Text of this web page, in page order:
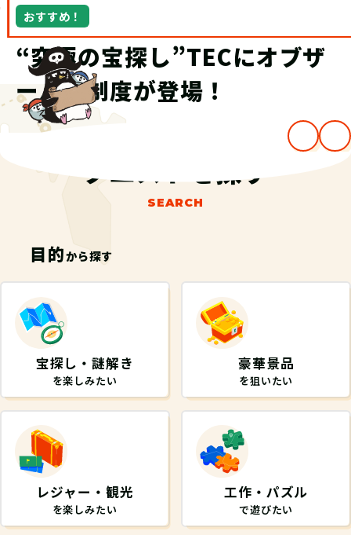
おすすめ！
“究極の宝探し”TECにオブザ
ーバー制度が登場！
クエストを探す
SEARCH
目的から探す
宝探し・謎解き
を楽しみたい
豪華景品
を狙いたい
レジャー・観光
を楽しみたい
工作・パズル
で遊びたい